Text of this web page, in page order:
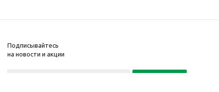
Подписывайтесь
на новости и акции